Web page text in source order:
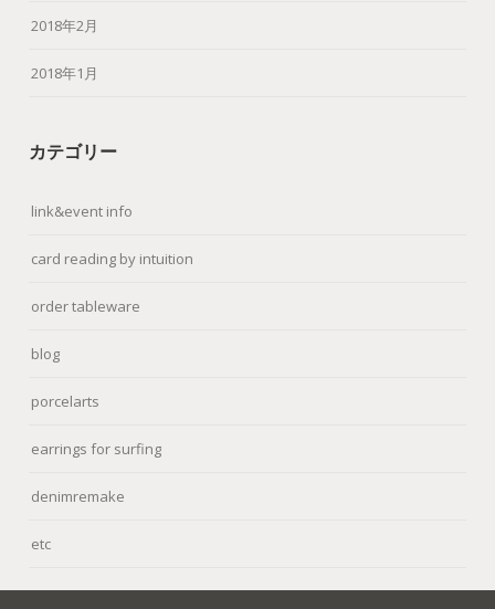
2018年2月
2018年1月
カテゴリー
link&event info
card reading by intuition
order tableware
blog
porcelarts
earrings for surfing
denimremake
etc